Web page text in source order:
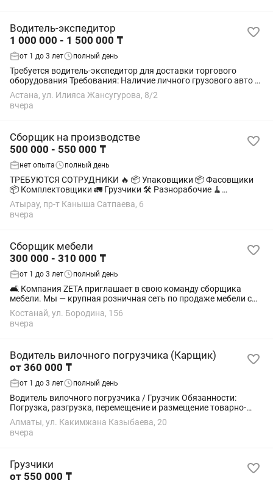
Водитель-экспедитор
1 000 000 - 1 500 000 ₸
от 1 до 3 лет полный день
Требуется водитель-экспедитор для доставки торгового
оборудования Требования: Наличие личного грузового авто с
высотой 2,3м., длина 4,2-4,6 м Грузчик Условия: Оплата по
договору Стабильная работа...
Астана, ул. Илияса Жансугурова, 8/2
вчера
Сборщик на производстве
500 000 - 550 000 ₸
нет опыта полный день
ТРЕБУЮТСЯ СОТРУДНИКИ 🔥 📦 Упаковщики 📦 Фасовщики
📦 Комплектовщики 🚛 Грузчики 🛠️ Разнорабочие 🧹
Уборщики 💰 Зарплата от 500 000 т/месяц ✅ Без опыта —
обучаем на месте 🏠 Бесплатное жилье 🥗...
Атырау, пр-т Каныша Сатпаева, 6
вчера
Сборщик мебели
300 000 - 310 000 ₸
от 1 до 3 лет полный день
🛋 Компания ZETA приглашает в свою команду сборщика
мебели. Мы — крупная розничная сеть по продаже мебели с
магазинами по всему Казахстану. Предлагаем покупателям
широкий ассортимент мебели: от...
Костанай, ул. Бородина, 156
вчера
Водитель вилочного погрузчика (Карщик)
от 360 000 ₸
от 1 до 3 лет полный день
Водитель вилочного погрузчика / Грузчик Обязанности:
Погрузка, разгрузка, перемещение и размещение товарно-
материальных запасов (ТМЗ) с использованием вилочного
погрузчика. Выполнение...
Алматы, ул. Какимжана Казыбаева, 20
вчера
Грузчики
от 550 000 ₸